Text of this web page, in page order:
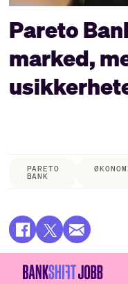
Pareto
marked,
PARETO
BANK